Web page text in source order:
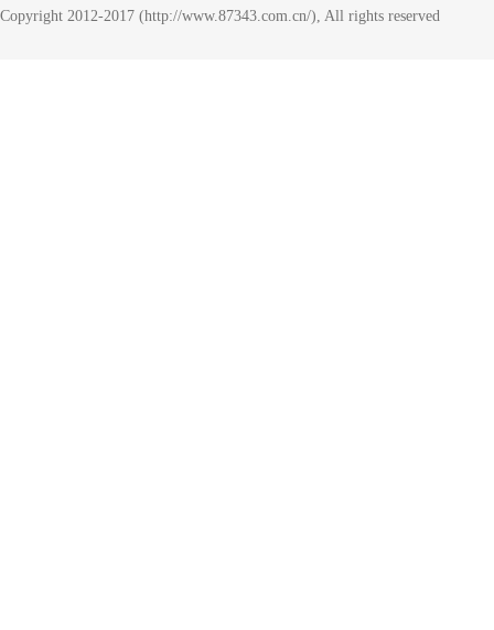
Copyright 2012-2017 (http://www.87343.com.cn/), All rights reserved